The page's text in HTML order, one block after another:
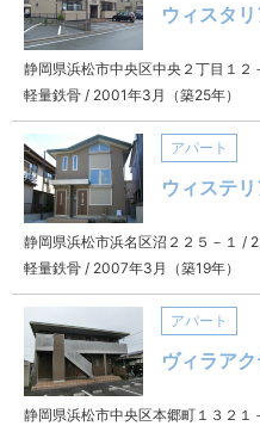
ウィスタ
静岡県浜松市中央区中央２丁目１２
軽量鉄骨 / 2001年3月（築25年）
アパート
ウィステ
静岡県浜松市浜名区沼２２５－１ /
軽量鉄骨 / 2007年3月（築19年）
アパート
ヴィラアク
静岡県浜松市中央区本郷町１３２１